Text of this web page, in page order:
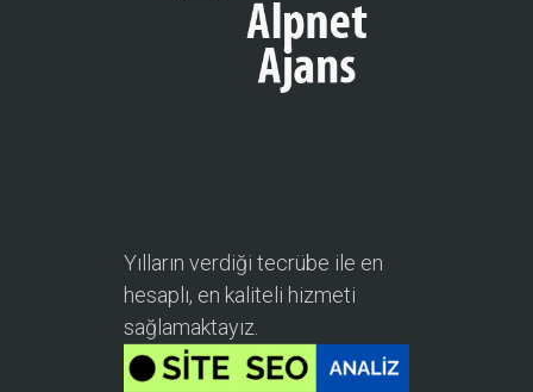
Yılların verdiği tecrübe ile en
hesaplı, en kaliteli hizmeti
sağlamaktayız.